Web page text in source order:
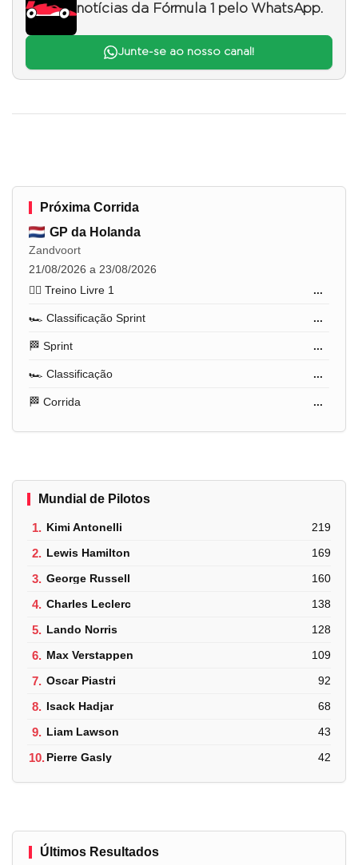
notícias da Fórmula 1 pelo WhatsApp.
Junte-se ao nosso canal!
Próxima Corrida
GP da Holanda
Zandvoort
21/08/2026 a 23/08/2026
🏋️‍♂️ Treino Livre 1
...
🏎️ Classificação Sprint ...
🏁 Sprint ...
🏎️ Classificação ...
🏁 Corrida ...
Mundial de Pilotos
1. Kimi Antonelli 219
2. Lewis Hamilton 169
3. George Russell 160
4. Charles Leclerc 138
5. Lando Norris 128
6. Max Verstappen 109
7. Oscar Piastri 92
8. Isack Hadjar 68
9. Liam Lawson 43
10.Pierre Gasly 42
Últimos Resultados